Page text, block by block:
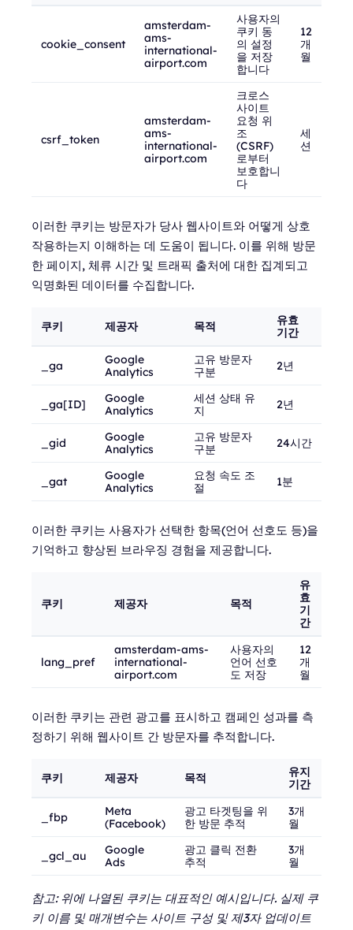
cookie_consent
amsterdam-
ams-
international-
airport.com
사용자의
쿠키 동
의 설정
을 저장
합니다
12
개
월
csrf_token
amsterdam-
ams-
international-
airport.com
크로스
사이트
요청 위
조
(CSRF)
로부터
보호합니
다
세
션
이러한 쿠키는 방문자가 당사 웹사이트와 어떻게 상호
작용하는지 이해하는 데 도움이 됩니다. 이를 위해 방문
한 페이지, 체류 시간 및 트래픽 출처에 대한 집계되고
익명화된 데이터를 수집합니다.
쿠키 제공자 목적
유효
기간
_ga
Google
Analytics
고유 방문자
구분
2년
_ga[ID]
Google
Analytics
세션 상태 유
지
2년
_gid
Google
Analytics
고유 방문자
구분
24시간
_gat
Google
Analytics
요청 속도 조
절
1분
이러한 쿠키는 사용자가 선택한 항목(언어 선호도 등)을
기억하고 향상된 브라우징 경험을 제공합니다.
쿠키 제공자 목적
유
효
기
간
lang_pref
amsterdam-ams-
international-
airport.com
사용자의
언어 선호
도 저장
12
개
월
이러한 쿠키는 관련 광고를 표시하고 캠페인 성과를 측
정하기 위해 웹사이트 간 방문자를 추적합니다.
쿠키 제공자 목적
유지
기간
_fbp
Meta
(Facebook)
광고 타겟팅을 위
한 방문 추적
3개
월
_gcl_au
Google
Ads
광고 클릭 전환
추적
3개
월
참고: 위에 나열된 쿠키는 대표적인 예시입니다. 실제 쿠
키 이름 및 매개변수는 사이트 구성 및 제3자 업데이트